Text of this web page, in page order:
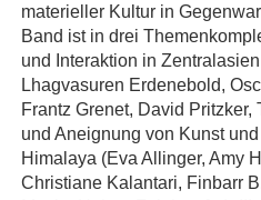
materieller Kultur in
Band ist in drei
und Interaktion in
Lhagvasuren Erdenebold,
Frantz Grenet, David Pritzker,
und Aneignung von Kunst
Himalaya (Eva Allinger, Amy
Christiane Kalantari, Finbarr